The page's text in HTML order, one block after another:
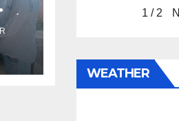
ने
1 / 2
WEATHER